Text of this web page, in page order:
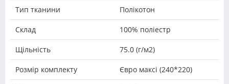
Тип тканини Полікотон
Склад 100% поліестр
Щільність 75.0 (г/м2)
Розмір комплекту Євро максі (240*220)